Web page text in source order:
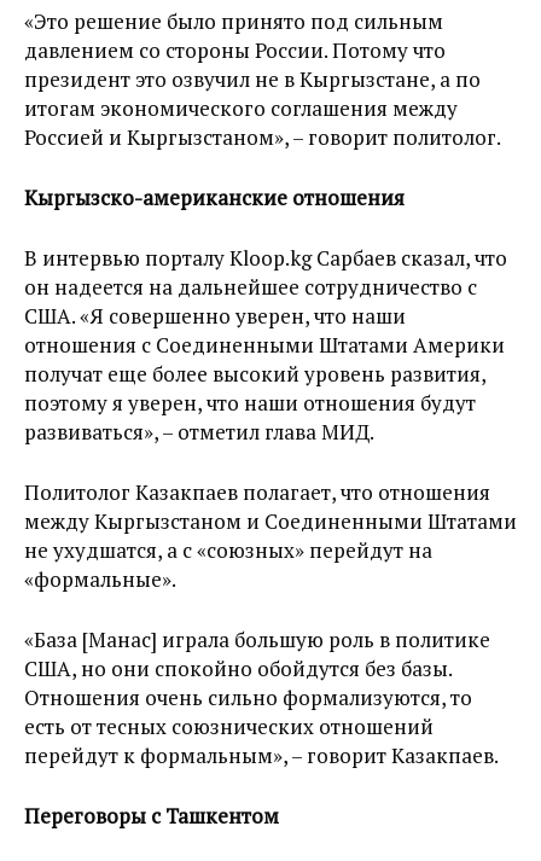
«Это решение было принято под сильным
давлением со стороны России. Потому что
президент это озвучил не в Кыргызстане, а по
итогам экономического соглашения между
Россией и Кыргызстаном», – говорит политолог.
Кыргызско-американские отношения
В интервью порталу Kloop.kg Сарбаев сказал, что
он надеется на дальнейшее сотрудничество с
США. «Я совершенно уверен, что наши
отношения с Соединенными Штатами Америки
получат еще более высокий уровень развития,
поэтому я уверен, что наши отношения будут
развиваться», – отметил глава МИД.
Политолог Казакпаев полагает, что отношения
между Кыргызстаном и Соединенными Штатами
не ухудшатся, а с «союзных» перейдут на
«формальные».
«База [Манас] играла большую роль в политике
США, но они спокойно обойдутся без базы.
Отношения очень сильно формализуются, то
есть от тесных союзнических отношений
перейдут к формальным», – говорит Казакпаев.
Переговоры с Ташкентом